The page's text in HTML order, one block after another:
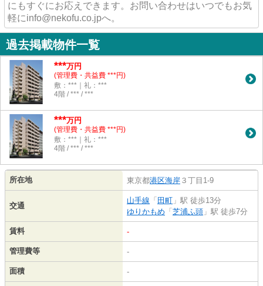
にもすぐにお応えできます。お問い合わせはいつでもお気
軽にinfo@nekofu.co.jpへ。
過去掲載物件一覧
***万円
(管理費・共益費 ***円)
敷：***｜礼：***
4階 / *** / ***
***万円
(管理費・共益費 ***円)
敷：***｜礼：***
4階 / *** / ***
所在地 東京都港区海岸 ３丁目1-9
交通
山手線 「 田町 」駅 徒歩13分
ゆりかもめ 「 芝浦ふ頭 」駅 徒歩7分
賃料 -
管理費等 -
面積 -